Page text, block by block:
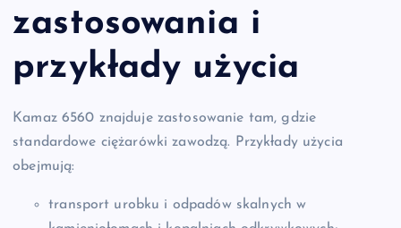
zastosowania i
przykłady użycia
Kamaz 6560 znajduje zastosowanie tam, gdzie
standardowe ciężarówki zawodzą. Przykłady użycia
obejmują:
transport urobku i odpadów skalnych w